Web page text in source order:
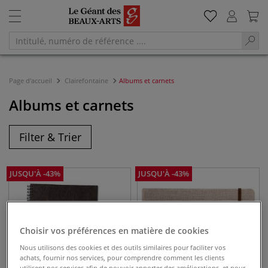
Page d'accueil Clairefontaine Albums et carnets
Albums et carnets
Filter & Trier
JUSQU'À-43% JUSQU'À-43%
Choisir vos préférences en matière de cookies
Nous utilisons des cookies et des outils similaires pour faciliter vos
achats, fournir nos services, pour comprendre comment les clients